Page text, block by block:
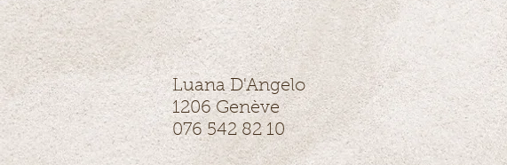
Jewellery-Swissmade
Luana D'Angelo
1206 Genève
076 542 82 10